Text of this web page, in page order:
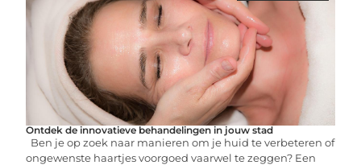
Ontdek de innovatieve behandelingen in jouw stad
Ben je op zoek naar manieren om je huid te verbeteren of
ongewenste haartjes voorgoed vaarwel te zeggen? Een